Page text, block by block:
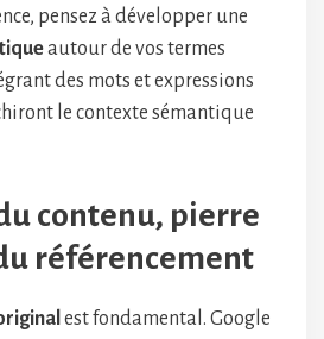
pensez à développer une
autour de vos termes
des mots et expressions
le contexte sémantique
contenu, pierre
référencement
est fondamental. Google